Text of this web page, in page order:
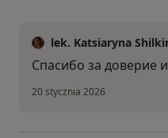
lek. Katsiaryna
Спасибо за доверие
20 stycznia 2026